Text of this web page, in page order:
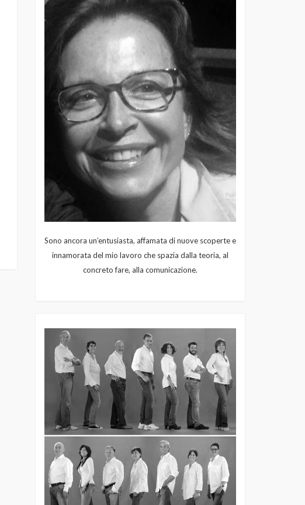
Sono ancora un’entusiasta, affamata di nuove scoperte e
innamorata del mio lavoro che spazia dalla teoria, al
concreto fare, alla comunicazione.